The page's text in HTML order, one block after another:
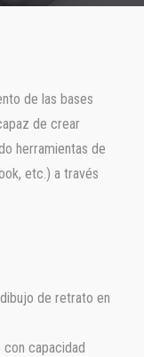
de las bases
de crear
herramientas de
etc.) a través
de retrato en
con capacidad